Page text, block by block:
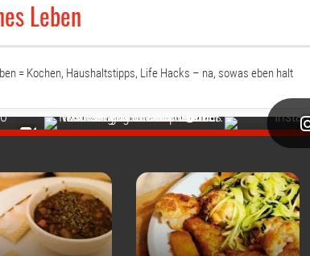
Leben
= Kochen, Haushaltstipps, Life Hacks – na, sowas eben halt